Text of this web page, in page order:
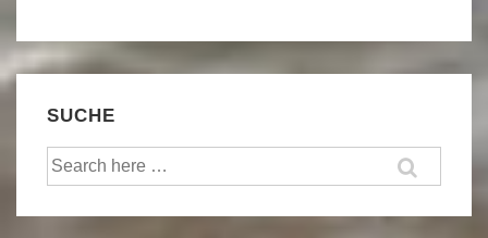
SUCHE
Suche
nach: